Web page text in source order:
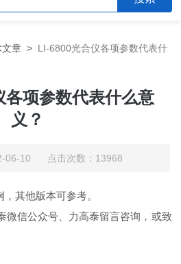
文章 > LI-6800光合仪各项参数代表什
各项参数代表什么意
义？
06-10 点击次数：13968
，其他版本可参考。
微信公众号、力高泰留言咨询，或致